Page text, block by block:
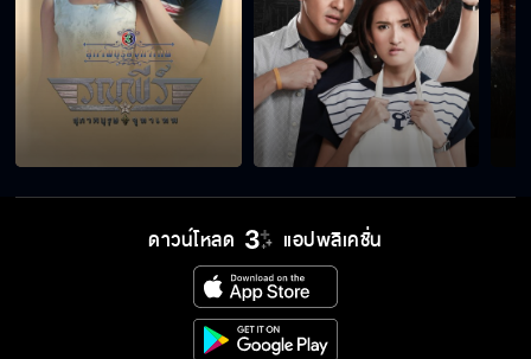
เงินซื้อได้ทุกอย่าง ยกเว้นอ้อมกอด
ลูกถีบเทพเจ้าดาวเหนือ
จุดจบของคนฟุ่มเฟือย
ดาวน์โหลด แอปพลิเคชั่น